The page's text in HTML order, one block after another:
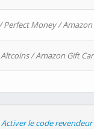
Perfect Money / Amazon
/ Amazon Gift
Activer le code revendeur